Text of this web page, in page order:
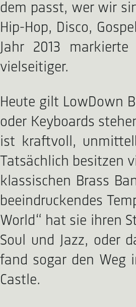
dem passt, wer wir
Hip-Hop, Disco,
Jahr 2013
vielseitiger.
Heute gilt LowDown
oder Keyboards
ist kraftvoll,
Tatsächlich besitzen
klassischen Brass
beeindruckendes
World“ hat sie ihren
Soul und Jazz, oder
fand sogar den Weg
Castle.